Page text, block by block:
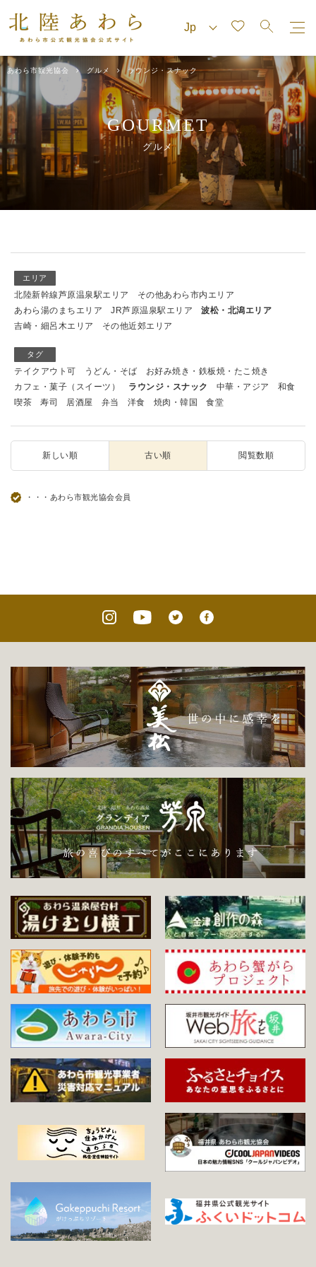
あわら市観光協会 グルメ ラウンジ・スナック
GOURMET
グルメ
エリア
北陸新幹線芦原温泉駅エリア
その他あわら市内エリア
あわら湯のまちエリア
JR芦原温泉駅エリア
波松・北潟エリア
吉崎・細呂木エリア
その他近郊エリア
タグ
テイクアウト可 うどん・そば
お好み焼き・鉄板焼・たこ焼き
カフェ・菓子（スイーツ）
ラウンジ・スナック 中華・アジア
和食
喫茶
寿司 居酒屋 弁当 洋食 焼肉・韓国 食堂
新しい順 古い順 閲覧数順
・・・あわら市観光協会会員